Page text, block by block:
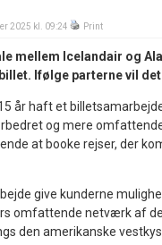
2025 kl. 09:24 Print
mellem Icelandair og
Ifølge parterne vil
år haft et
og mere
at booke rejser, der
give kunderne
omfattende netværk af
den amerikanske